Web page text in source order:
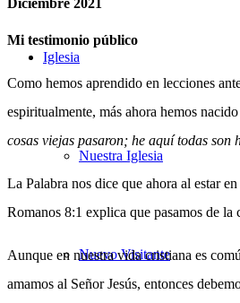
Iglesia
Nuestra Iglesia
Nuevo Visitante
Diciembre 2021
Mi testimonio público
Como hemos aprendido en lecciones
espiritualmente, más ahora hemos
cosas viejas pasaron; he aquí todas son
La Palabra nos dice que ahora al estar
Romanos 8:1 explica que pasamos de
Aunque en nuestra vida cristiana es
amamos al Señor Jesús, entonces